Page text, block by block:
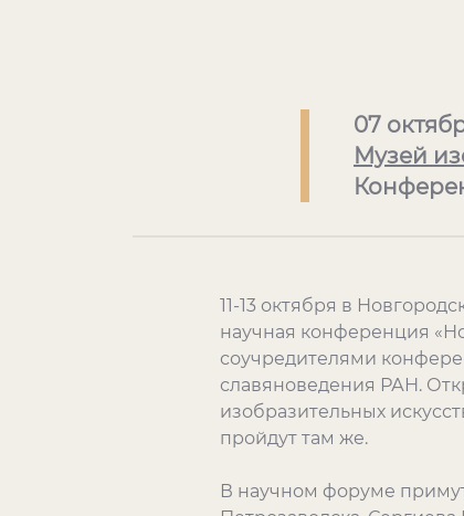
07
Музей
11-13 октября в
научная конференция
соучредителями
славяноведения РАН.
изобразительных
пройдут там же.
В научном форуме